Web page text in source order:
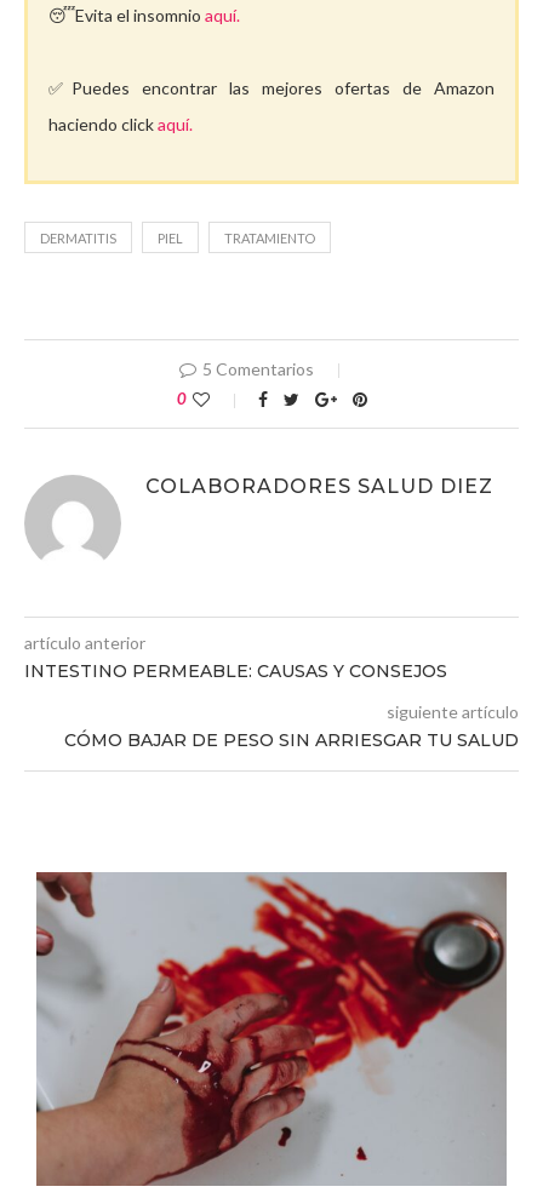
😴Evita el insomnio aquí.
✅Puedes encontrar las mejores ofertas de Amazon
haciendo clickaquí.
DERMATITIS PIEL TRATAMIENTO
5 Comentarios
0
COLABORADORES SALUD DIEZ
artículo anterior
INTESTINO PERMEABLE: CAUSAS Y CONSEJOS
siguiente artículo
CÓMO BAJAR DE PESO SIN ARRIESGAR TU SALUD